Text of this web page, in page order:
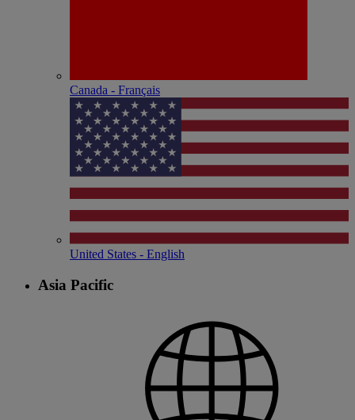
Canada - Français
United States - English
Asia Pacific